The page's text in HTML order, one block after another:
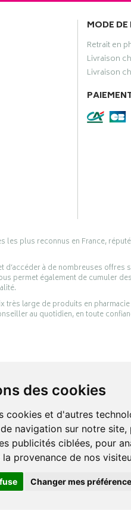
des cookies
cookies et d'autres
navigation sur notre
publicités ciblées, pour
provenance de nos
Changer mes
MODE
Retrait en
Livraison
Livraison
les plus reconnus en France,
à de nombreuses offres
permet également de cumuler
large de produits en
au quotidien, en toute
votre santé et de votre bien-être.
–Pharmacie en ligne Apotekisto